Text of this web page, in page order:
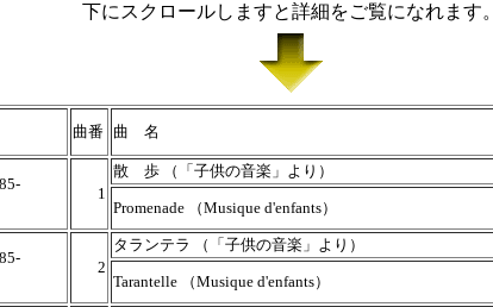
下にスクロールしますと詳細をご覧になれます。
曲番 曲 名
1
散 歩 （「子供の音楽」より）
Promenade （Musique d'enfants）
2
タランテラ （「子供の音楽」より）
Tarantelle （Musique d'enfants）